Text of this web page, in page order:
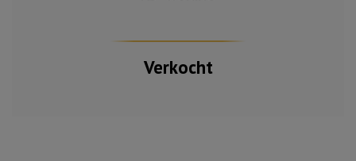
Verkocht